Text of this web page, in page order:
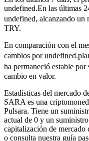
Futuros del USDC
Copiar Trading
undefined.En las últimas
undefined, alcanzando
TRY.
En comparación con el
cambios por
ha permaneció estable
cambio en valor.
Estadísticas del mercado
SARA es una
Pulsara. Tiene un
actual de 0 y un
capitalización de mercado
o consulta nuestra guía